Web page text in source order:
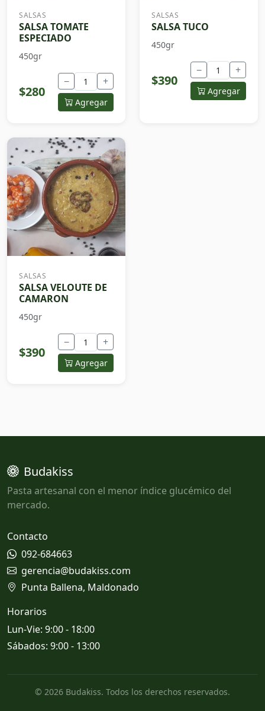
SALSAS
SALSA TOMATE
ESPECIADO
450gr
$280
− +
Agregar
SALSAS
SALSA TUCO
450gr
$390
− +
Agregar
SALSAS
SALSA VELOUTE DE
CAMARON
450gr
$390
− +
Agregar
Budakiss
Pasta artesanal con el menor índice glucémico del
mercado.
Contacto
092-684663
gerencia@budakiss.com
Punta Ballena, Maldonado
Horarios
Lun-Vie: 9:00 - 18:00
Sábados: 9:00 - 13:00
© 2026 Budakiss. Todos los derechos reservados.